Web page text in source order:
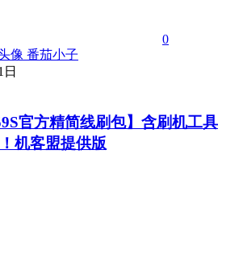
0
番茄小子
官方精简线刷包】含刷机工具
机客盟提供版